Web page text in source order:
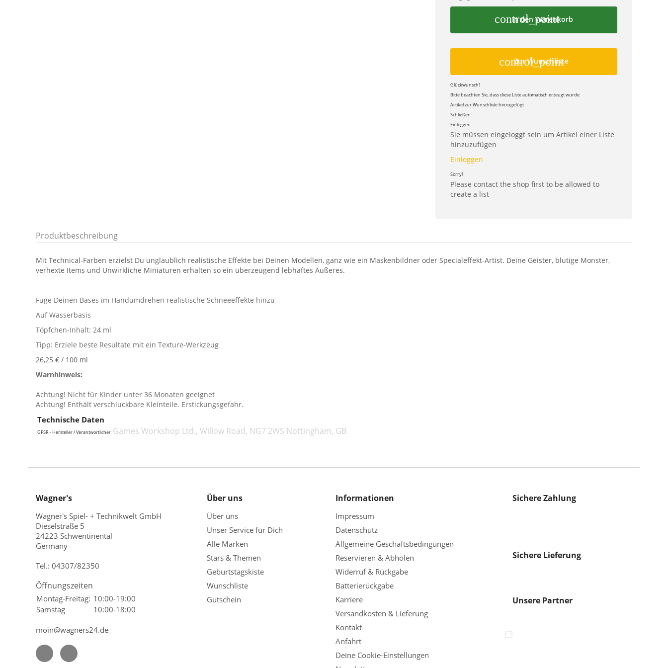
control_point
In den Warenkorb
control_point
Zur Wunschliste
Glückwunsch!
Bitte beachten Sie, dass diese Liste automatisch erzeugt wurde
Artikel zur Wunschliste hinzugefügt
Schließen
Einloggen
Sie müssen eingeloggt sein um Artikel einer Liste
hinzuzufügen
Einloggen
Sorry!
Please contact the shop first to be allowed to
create a list
Produktbeschreibung
Mit Technical-Farben erzielst Du unglaublich realistische Effekte bei Deinen Modellen, ganz wie ein Maskenbildner oder Specialeffekt-Artist. Deine Geister, blutige Monster,
verhexte Items und Unwirkliche Miniaturen erhalten so ein überzeugend lebhaftes Äußeres.
Füge Deinen Bases im Handumdrehen realistische Schneeeffekte hinzu
Auf Wasserbasis
Töpfchen-Inhalt: 24 ml
Tipp: Erziele beste Resultate mit ein Texture-Werkzeug
26,25 € / 100 ml
Warnhinweis:
Achtung! Nicht für Kinder unter 36 Monaten geeignet
Achtung! Enthält verschluckbare Kleinteile. Erstickungsgefahr.
Technische Daten
GPSR - Hersteller / Verantwortlicher Games Workshop Ltd., Willow Road, NG7 2WS Nottingham, GB
Wagner's
Wagner's Spiel- + Technikwelt GmbH
Dieselstraße 5
24223 Schwentinental
Germany
Tel.: 04307/82350
Öffnungszeiten
Montag-Freitag: 10:00-19:00
Samstag
10:00-18:00
moin@wagners24.de
Über uns
Über uns
Unser Service für Dich
Alle Marken
Stars & Themen
Geburtstagskiste
Wunschliste
Gutschein
Informationen
Impressum
Datenschutz
Allgemeine Geschäftsbedingungen
Reservieren & Abholen
Widerruf & Rückgabe
Batterierückgabe
Karriere
Versandkosten & Lieferung
Kontakt
Anfahrt
Deine Cookie-Einstellungen
Sichere Zahlung
Sichere Lieferung
Unsere Partner